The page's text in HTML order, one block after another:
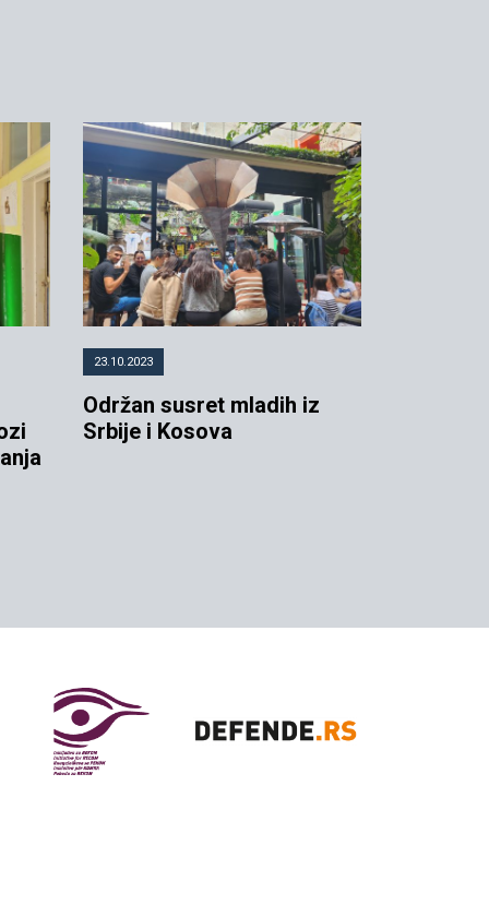
23.10.2023
Održan susret mladih iz
Srbije i Kosova